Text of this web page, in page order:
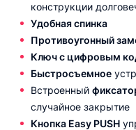
конструкции
Удобная спинка
Противоугонный
Ключ с цифровым
Быстросъемное
Встроенный
случайное закрытие
Кнопка Easy PUSH